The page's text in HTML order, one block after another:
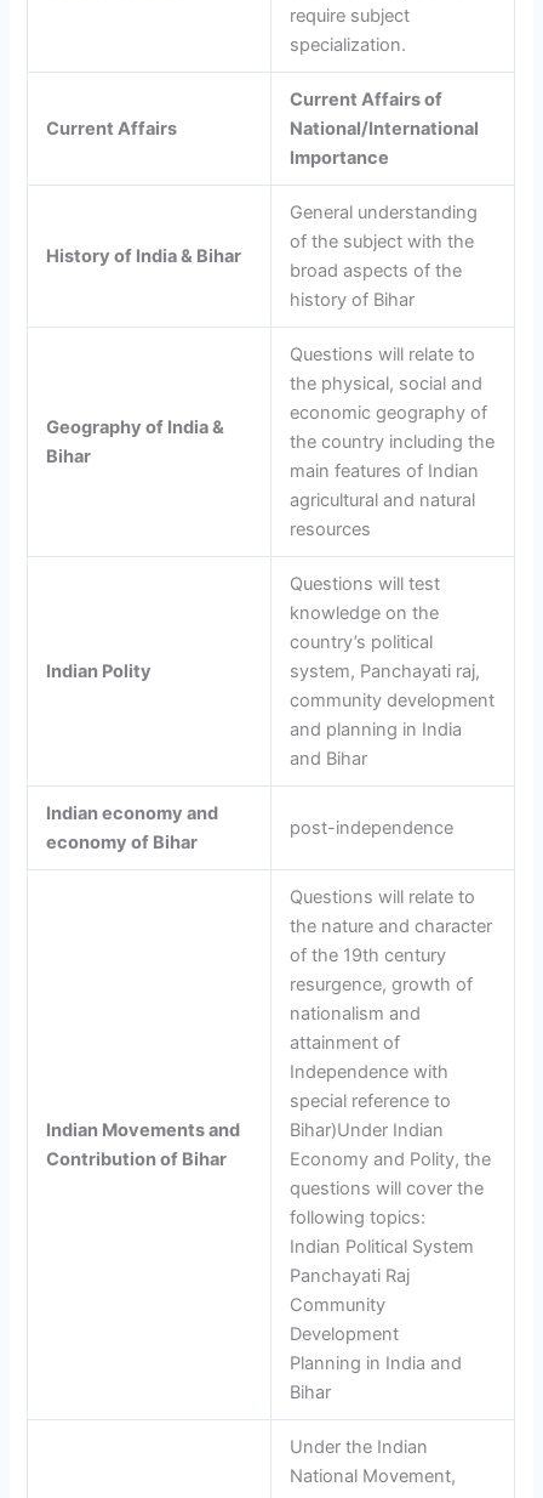
require subject
specialization.
Current Affairs
Current Affairsof
National/International
Importance
History of India & Bihar
General understanding
of the subject with the
broad aspects of the
history of Bihar
Geography of India &
Bihar
Questions will relate to
the physical, social and
economic geography of
the country including the
main features of Indian
agricultural and natural
resources
Indian Polity
Questions will test
knowledge on the
country’s political
system, Panchayati raj,
community development
and planning in India
and Bihar
Indian economy and
economy of Bihar
post-independence
Indian Movements and
Contribution of Bihar
Questions will relate to
the nature and character
of the 19th century
resurgence, growth of
nationalism and
attainment of
Independence with
special reference to
Bihar)Under Indian
Economy and Polity, the
questions will cover the
following topics:
Indian Political System
Panchayati Raj
Community
Development
Planning in India and
Bihar
Under the Indian
National Movement,